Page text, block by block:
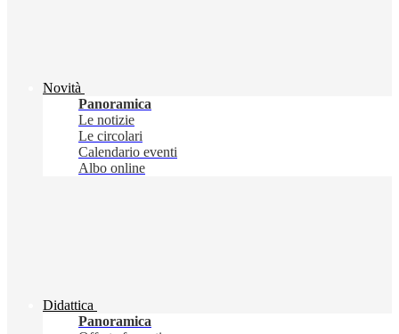
Novità
Panoramica
Le notizie
Le circolari
Calendario eventi
Albo online
Didattica
Panoramica